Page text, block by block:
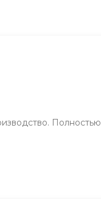
Полностью